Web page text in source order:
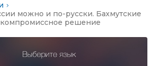
можно и по-русски. Бахмутские
решение